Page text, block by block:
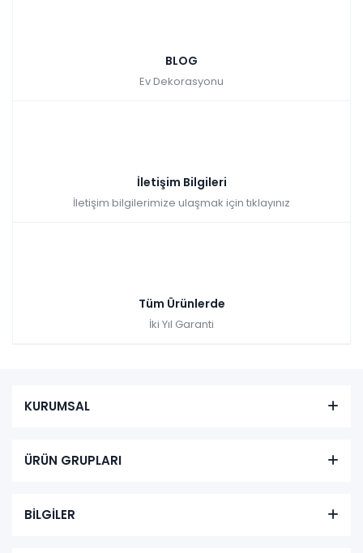
BLOG
Ev Dekorasyonu
İletişim Bilgileri
İletişim bilgilerimize ulaşmak için tıklayınız
Tüm Ürünlerde
İki Yıl Garanti
KURUMSAL
ÜRÜN GRUPLARI
BİLGİLER